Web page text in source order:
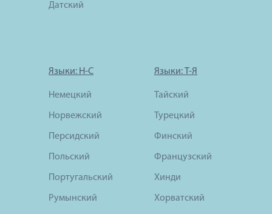
Датский
Языки: Н-С
Немецкий
Норвежский
Персидский
Польский
Португальский
Румынский
Языки: Т-Я
Тайский
Турецкий
Финский
Французский
Хинди
Хорватский